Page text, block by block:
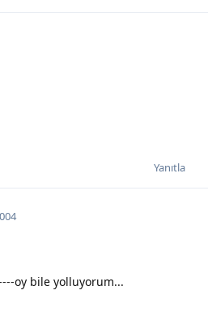
Yanıtla
oy bile yolluyorum...